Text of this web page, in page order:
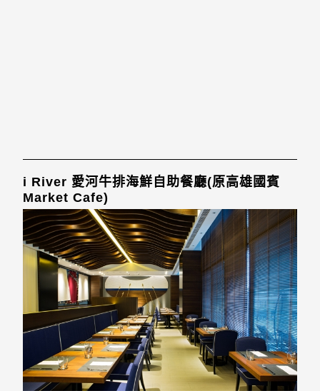
i River 愛河牛排海鮮自助餐廳(原高雄國賓
Market Cafe)